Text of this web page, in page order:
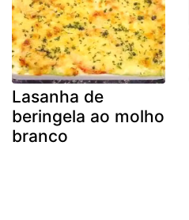
Lasanha de
beringela ao molho
branco